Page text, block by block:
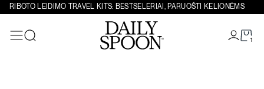
RIBOTO LEIDIMO TRAVEL KITS: BESTSELERIAI, PARUOŠTI KELIONĖMS
1